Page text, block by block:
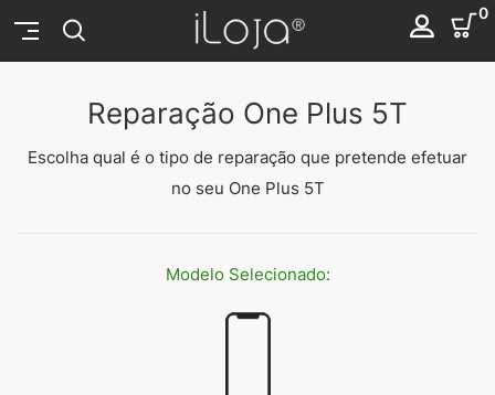
0
Reparação One Plus 5T
Escolha qual é o tipo de reparação que pretende efetuar
no seu One Plus 5T
Modelo Selecionado: